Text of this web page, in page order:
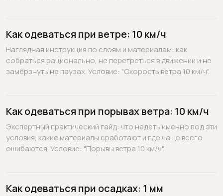
Как одеваться при ветре: 10 км/ч
Наглядная инструкция по слоям и материалам: как
собраться рационально, не перегреться в движении и не
замёрзнуть на паузах. Условие: "Скорость ветра 10 км/ч".
Как одеваться при порывах ветра: 10 км/ч
Экспертный практический гайд: что надеть именно под эти
условия, какие материалы сработают и где чаще всего
ошибаются. Условие: "Порывы ветра 10 км/ч".
Как одеваться при осадках: 1 мм